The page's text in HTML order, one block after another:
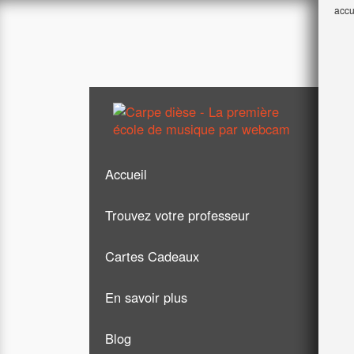
Accueil
Trouvez votre professeur
Guitare
Chant
Piano
Cartes Cadeaux
En savoir plus
Formules & tarifs
Blog